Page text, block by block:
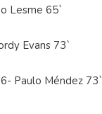
Lesme 65`
Evans 73`
Paulo Méndez 73`